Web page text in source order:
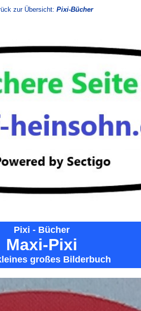
zur Übersicht: Pixi-Bücher
Pixi - Bücher
Maxi-Pixi
großes Bilderbuch